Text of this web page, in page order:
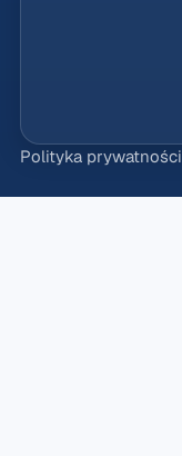
Polityka prywatności